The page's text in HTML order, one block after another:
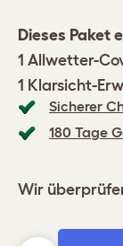
Sicherer
180 Tage
Wir
Dieses Paket
1 Allwetter-
1 Klarsicht-